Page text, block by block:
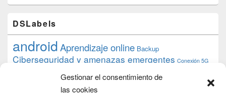
Gestionar el consentimiento de
las cookies
DSLabels
androidAprendizaje online Backup
Ciberseguridad y amenazas emergentes Conexión 5G
datos debian desarrollo web
Formación Google iphone